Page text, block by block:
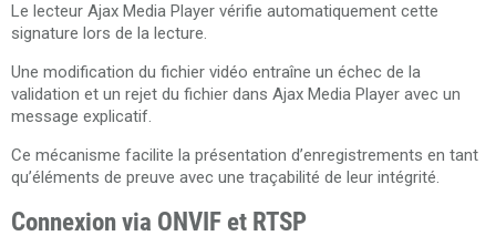
Le lecteur Ajax Media Player vérifie automatiquement cette
signature lors de la lecture.
Une modification du fichier vidéo entraîne un échec de la
validation et un rejet du fichier dans Ajax Media Player avec un
message explicatif.
Ce mécanisme facilite la présentation d’enregistrements en tant
qu’éléments de preuve avec une traçabilité de leur intégrité.
Connexion via ONVIF et RTSP